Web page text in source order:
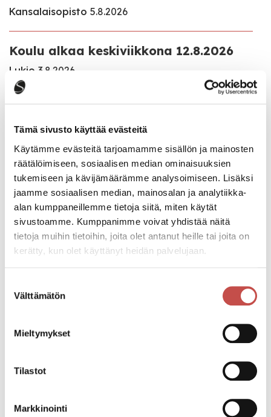
Tämä sivusto käyttää evästeitä
Käytämme evästeitä tarjoamamme sisällön ja mainosten
räätälöimiseen, sosiaalisen median ominaisuuksien
tukemiseen ja kävijämäärämme analysoimiseen. Lisäksi
jaamme sosiaalisen median, mainosalan ja analytiikka-
alan kumppaneillemme tietoja siitä, miten käytät
sivustoamme. Kumppanimme voivat yhdistää näitä
tietoja muihin tietoihin, joita olet antanut heille tai joita on
kerätty, kun olet käyttänyt heidän palvelujaan.
valinta
Välttämätön
Mieltymykset
Tilastot
Markkinointi
Kansalaisopisto 5.8.2026
Koulu alkaa keskiviikkona 12.8.2026
Lukio 3.8.2026
Esiopetus alkaa maanantaina 17.8.2026
Varhaiskasvatus ja esiopetus
Lupa- ja valvontaviraston antama
Myrsky Energia Oy:n Hillonevan
tuulivoimahanketta koskeva perusteltu
päätelmä
Ajankohtaista 22.7.2026
Kaikki ajankohtaiset
Facebook